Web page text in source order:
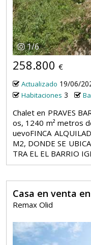
1/6
258.800 €
Actualizado 19/06/
Habitaciones 3
Chalet en PRAVES
os, 1240 m² metros
uevoFINCA
M2, DONDE SE
TRA EL EL BARRIO
Casa en venta
Remax Olid